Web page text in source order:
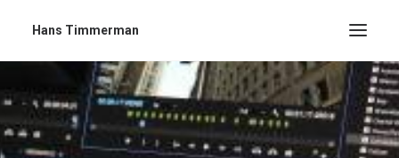
Hans Timmerman